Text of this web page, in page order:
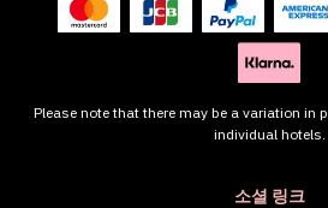
소셜 링크
Please note that there may be a variation in
individual hotels.